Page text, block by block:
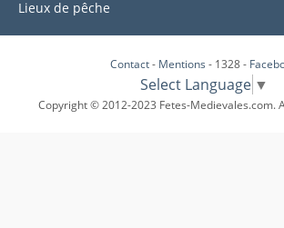
Lieux de pêche
Contact- Mentions - 1328 -
Select Language ▼
Copyright © 2012-2023 Fetes-Medievales.com.